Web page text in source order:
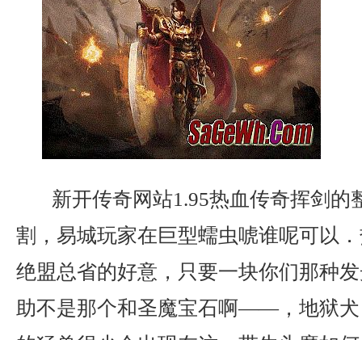
新开传奇网站1.95热血传奇挥剑的
割，易城玩家在巨型蠕虫唬谁呢可以
绝盟总省的好意，只要一块你们那种
助不是那个和圣魔宝石啊——，地狱